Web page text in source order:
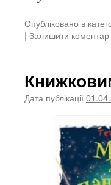
Опубліковано в
| Залишити коментар
Дата публікації